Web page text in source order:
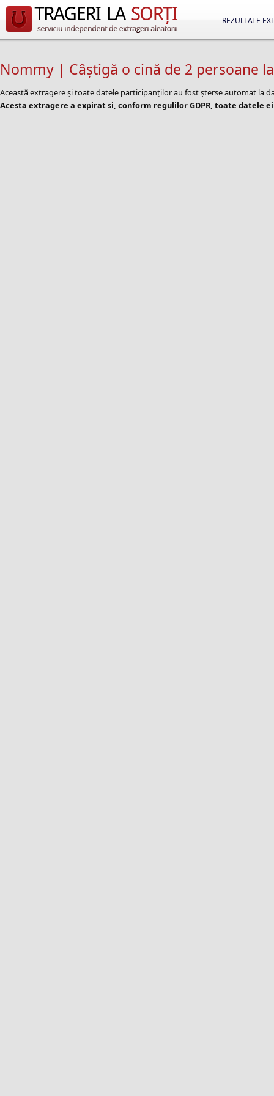
REZULTATE
Nommy | Câștigă o cină de 2 persoane la
Această extragere și toate datele participanților au fost șterse automat la
Acesta extragere a expirat si, conform regulilor GDPR, toate datele